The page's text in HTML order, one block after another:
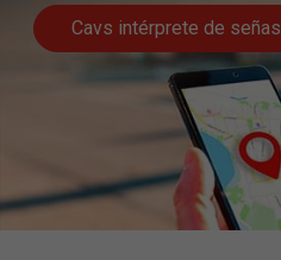
Cavs intérprete de señas